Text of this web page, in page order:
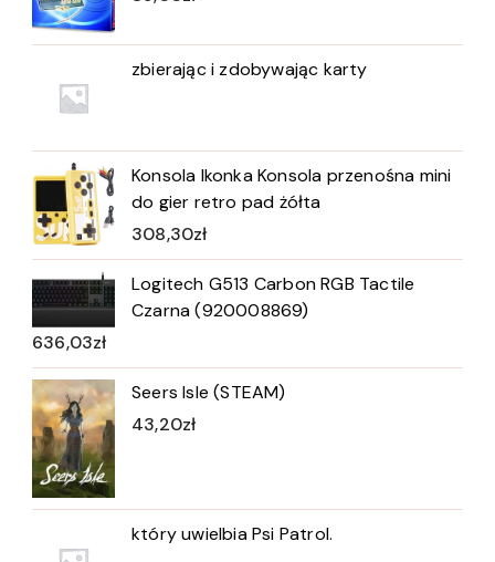
zbierając i zdobywając karty
Konsola Ikonka Konsola przenośna mini
do gier retro pad żółta
308,30zł
Logitech G513 Carbon RGB Tactile
Czarna (920008869)
636,03zł
Seers Isle (STEAM)
43,20zł
który uwielbia Psi Patrol.